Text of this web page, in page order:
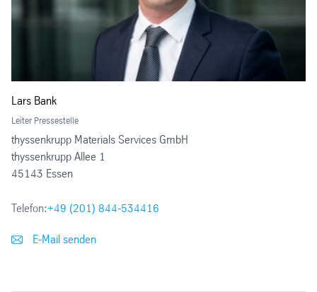
Lars Bank
Leiter Pressestelle
thyssenkrupp Materials Services GmbH
thyssenkrupp Allee 1
45143 Essen
Telefon:+49 (201) 844-534416
E-Mail senden